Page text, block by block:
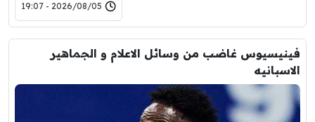
2026/08/05 - 19:07
فينيسيوس غاضب من وسائل الاعلام و الجماهير
الاسبانيه